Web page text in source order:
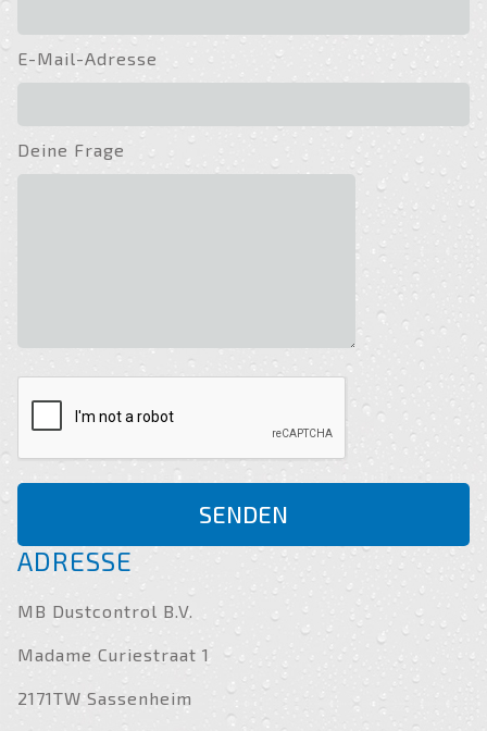
E-Mail-Adresse
Deine Frage
SENDEN
ADRESSE
MB Dustcontrol B.V.
Madame Curiestraat 1
2171TW Sassenheim